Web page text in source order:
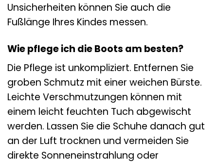
Unsicherheiten können Sie auch die
Fußlänge Ihres Kindes messen.
Wie pflege ich die Boots am besten?
Die Pflege ist unkompliziert. Entfernen Sie
groben Schmutz mit einer weichen Bürste.
Leichte Verschmutzungen können mit
einem leicht feuchten Tuch abgewischt
werden. Lassen Sie die Schuhe danach gut
an der Luft trocknen und vermeiden Sie
direkte Sonneneinstrahlung oder